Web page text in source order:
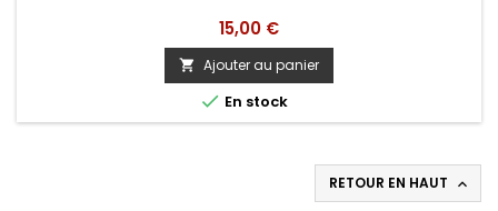
Prix
15,00 €
 Ajouter au panier
 En stock
RETOUR EN HAUT 